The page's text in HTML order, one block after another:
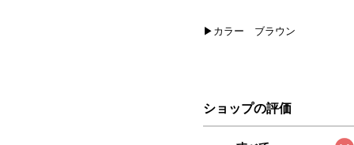
▶カラー ブラウン
ショップの評価